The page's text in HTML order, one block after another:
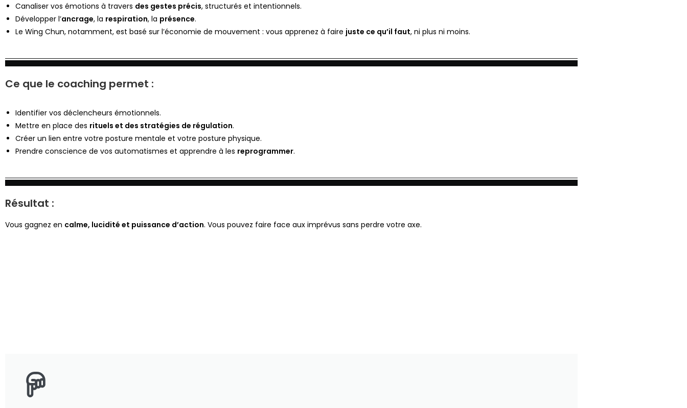
Canaliser vos émotions à travers des gestes précis, structurés et intentionnels.
Développer l’ancrage, la respiration, la présence.
Le Wing Chun, notamment, est basé sur l’économie de mouvement : vous apprenez à faire juste ce qu’il faut, ni plus ni moins.
Ce que le coaching permet :
Identifier vos déclencheurs émotionnels.
Mettre en place des rituels et des stratégies de régulation.
Créer un lien entre votre posture mentale et votre posture physique.
Prendre conscience de vos automatismes et apprendre à les reprogrammer.
Résultat :
Vous gagnez en calme, lucidité et puissance d’action. Vous pouvez faire face aux imprévus sans perdre votre axe.